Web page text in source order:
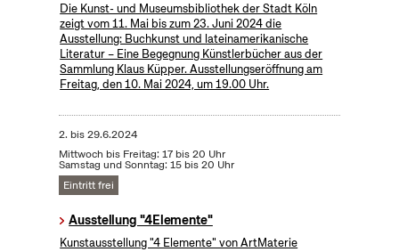
Die Kunst- und Museumsbibliothek der Stadt Köln
zeigt vom 11. Mai bis zum 23. Juni 2024 die
Ausstellung: Buchkunst und lateinamerikanische
Literatur – Eine Begegnung Künstlerbücher aus der
Sammlung Klaus Küpper. Ausstellungseröffnung am
Freitag, den 10. Mai 2024, um 19.00 Uhr.
2. bis29.6.2024
Mittwoch bis Freitag: 17 bis 20 Uhr
Samstag und Sonntag: 15 bis 20 Uhr
Eintritt frei
Ausstellung "4Elemente"
Kunstausstellung "4 Elemente" von ArtMaterie